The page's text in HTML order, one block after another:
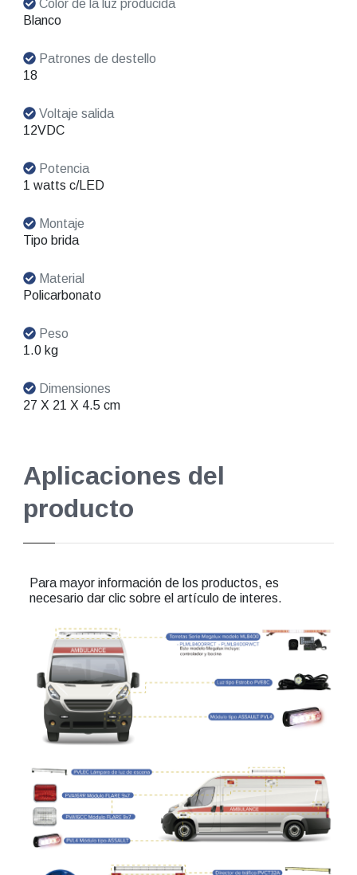
Color de la luz producida
Blanco
Patrones de destello
18
Voltaje salida
12VDC
Potencia
1 watts c/LED
Montaje
Tipo brida
Material
Policarbonato
Peso
1.0 kg
Dimensiones
27 X 21 X 4.5 cm
Aplicaciones del
producto
Para mayor información de los productos, es
necesario dar clic sobre el artículo de interes.